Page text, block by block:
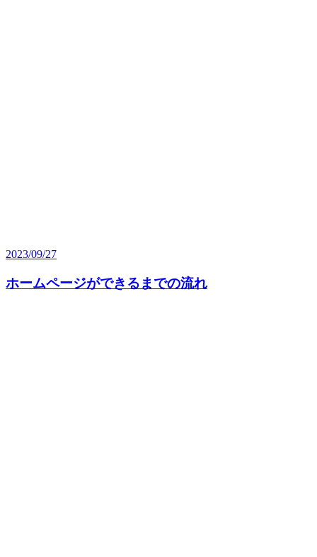
2023/09/27
ホームページができるまでの流れ